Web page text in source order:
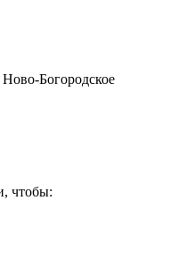
Богородское
чтобы: